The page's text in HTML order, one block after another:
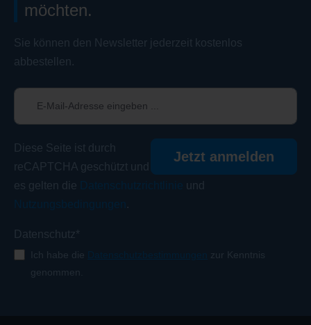
möchten.
Sie können den Newsletter jederzeit kostenlos
abbestellen.
Jetzt anmelden
Diese Seite ist durch
reCAPTCHA geschützt und
es gelten die Datenschutzrichtlinie und
Nutzungsbedingungen
.
Datenschutz*
Ich habe die Datenschutzbestimmungen
zur Kenntnis
genommen.